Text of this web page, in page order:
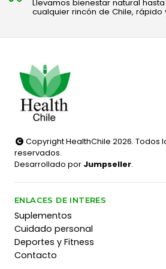
Llevamos bienestar natural
cualquier rincón de Chile, rápido
Copyright HealthChile 2026. Todos
reservados.
Desarrollado por Jumpseller.
ENLACES DE INTERES
Suplementos
Cuidado personal
Deportes y Fitness
Contacto